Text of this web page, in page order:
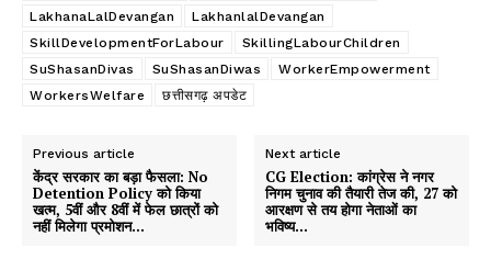
LakhanaLalDevangan
LakhanlalDevangan
SkillDevelopmentForLabour
SkillingLabourChildren
SuShasanDivas
SuShasanDiwas
WorkerEmpowerment
WorkersWelfare
छत्तीसगढ़ अपडेट
Previous article
केंद्र सरकार का बड़ा फैसला: No
Detention Policy को किया
खत्म, 5वीं और 8वीं में फेल छात्रों को
नहीं मिलेगा प्रमोशन…
Next article
CG Election: कांग्रेस ने नगर
निगम चुनाव की तैयारी तेज की, 27 को
आरक्षण से तय होगा नेताओं का
भविष्य…